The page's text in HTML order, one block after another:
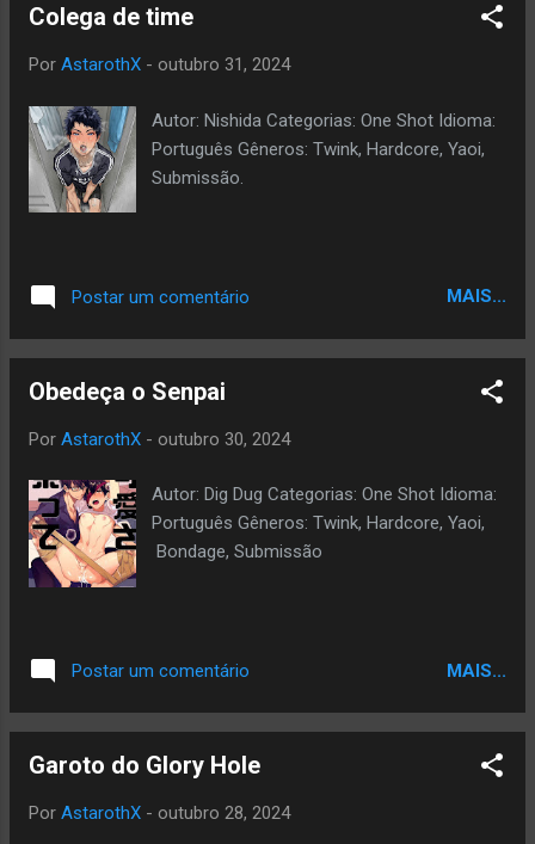
Colega de time
Por AstarothX - outubro 31, 2024
Autor: Nishida Categorias: One Shot Idioma:
Português Gêneros: Twink, Hardcore, Yaoi,
Submissão.
Postar um comentário MAIS...
Obedeça o Senpai
Por AstarothX - outubro 30, 2024
Autor: Dig Dug Categorias: One Shot Idioma:
Português Gêneros: Twink, Hardcore, Yaoi,
Bondage, Submissão
Postar um comentário MAIS...
Garoto do Glory Hole
Por AstarothX - outubro 28, 2024